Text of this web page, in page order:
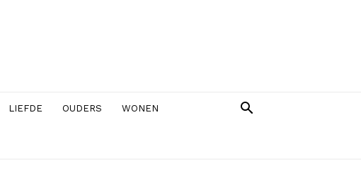
LIEFDE OUDERS WONEN